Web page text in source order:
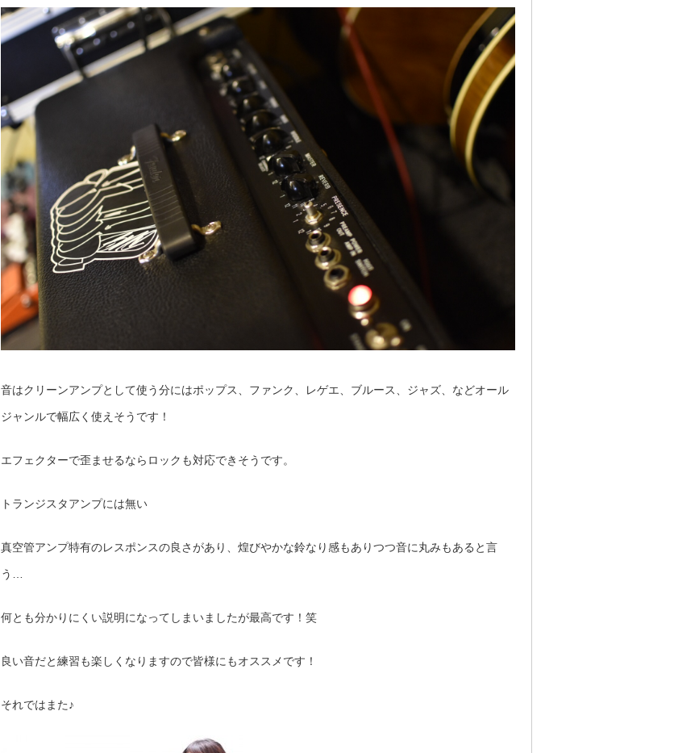
音はクリーンアンプとして使う分にはポップス、ファンク、レゲエ、ブルース、ジャズ、などオール
ジャンルで幅広く使えそうです！
エフェクターで歪ませるならロックも対応できそうです。
トランジスタアンプには無い
真空管アンプ特有のレスポンスの良さがあり、煌びやかな鈴なり感もありつつ音に丸みもあると言
う…
何とも分かりにくい説明になってしまいましたが最高です！笑
良い音だと練習も楽しくなりますので皆様にもオススメです！
それではまた♪